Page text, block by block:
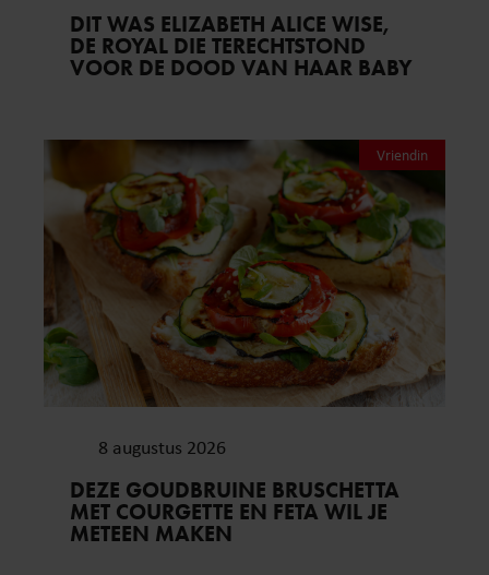
DIT WAS ELIZABETH ALICE WISE,
DE ROYAL DIE TERECHTSTOND
VOOR DE DOOD VAN HAAR BABY
Vriendin
8 augustus 2026
DEZE GOUDBRUINE BRUSCHETTA
MET COURGETTE EN FETA WIL JE
METEEN MAKEN